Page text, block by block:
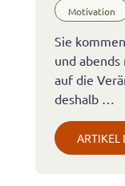
Motivation
Sie
und
auf die
deshalb …
ARTIKEL